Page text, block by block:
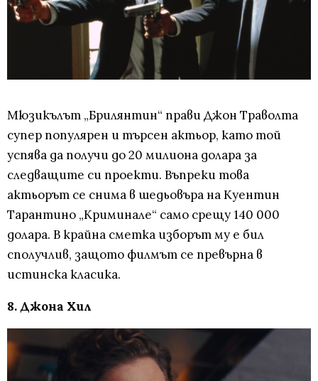
Мюзикълът „Брилянтин“ прави Джон Траволта
супер популярен и търсен актьор, като той
успява да получи до 20 милиона долара за
следващите си проекти. Въпреки това
актьорът се снима в шедьовъра на Куентин
Тарантино „Криминале“ само срещу 140 000
долара. В крайна сметка изборът му е бил
сполучлив, защото филмът се превърна в
истинска класика.
8. Джона Хил